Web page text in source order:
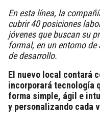
En esta línea, la
cubrir 40 posiciones
jóvenes que buscan su
formal, en un entorno
de desarrollo.
El nuevo local contará
incorporará tecnología
forma simple, ágil e
y personalizando cada